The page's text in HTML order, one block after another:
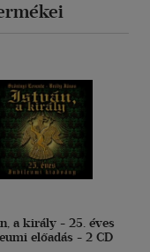
a király - 25. éves
előadás - 2 CD